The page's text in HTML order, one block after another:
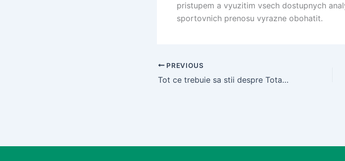
pristupem a vyuzitim vsech dostupnych
sportovnich prenosu vyrazne obohatit.
PREVIOUS
Tot ce trebuie sa stii despre Totalbet in Romania